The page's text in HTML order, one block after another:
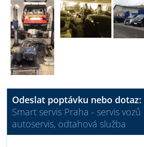
Odeslat poptávku nebo dotaz:
Smart servis Praha - servis vozů
autoservis, odtahová služba